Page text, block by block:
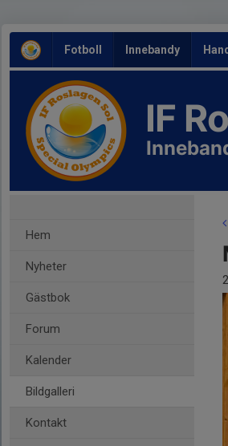
Fotboll Innebandy
IF
Hem
Nyheter
Gästbok
Forum
Kalender
Bildgalleri
Kontakt